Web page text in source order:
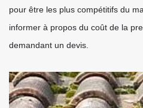
pour être les plus compétitifs du
informer à propos du coût de la
demandant un devis.